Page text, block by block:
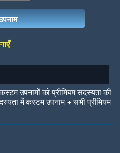
Jungle Cats
उपनामों को प्रीमियम सदस्यता की
में कस्टम उपनाम + सभी प्रीमियम